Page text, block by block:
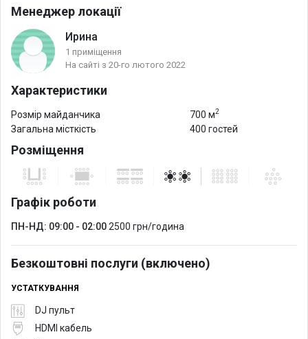
Менеджер локації
Ирина
1 приміщення
На сайті з 20-го лютого 2022
Характеристики
Розмір майданчика 700 м2
Загальна місткість 400 гостей
Розміщення
Графік роботи
ПН-НД: 09:00 - 02:002500 грн/година
Безкоштовні послуги (включено)
УСТАТКУВАННЯ
DJ пульт
HDMI кабель